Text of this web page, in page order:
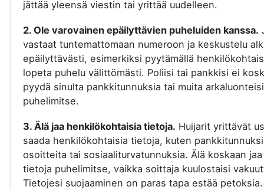
jättää yleensä viestin tai yrittää uudelleen.
2. Ole varovainen epäilyttävien puheluiden kanssa.
vastaat tuntemattomaan numeroon ja keskustelu
epäilyttävästi, esimerkiksi pyytämällä
lopeta puhelu välittömästi. Poliisi tai pankkisi ei
pyydä sinulta pankkitunnuksia tai muita
puhelimitse.
3. Älä jaa henkilökohtaisia tietoja. Huijarit yrittävät
saada henkilökohtaisia tietoja, kuten
osoitteita tai sosiaaliturvatunnuksia. Älä koskaan
tietoja puhelimitse, vaikka soittaja kuulostaisi
Tietojesi suojaaminen on paras tapa estää petoksia.